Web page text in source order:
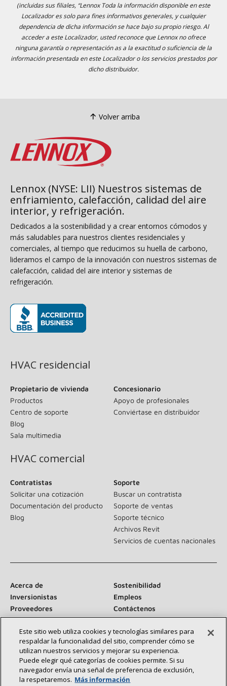
(incluidas sus filiales, “Lennox Toda la información disponible en este
Localizador es solo para fines informativos generales, y cualquier
dependencia de dicha información se hace bajo su propio riesgo. Al
acceder a este Localizador, usted reconoce que Lennox no ofrece
ninguna garantía o representación as a la exactitud o suficiencia de la
información presentada en este Localizador o los servicios prestados por
dicho distribuidor.
Volver arriba
Lennox (NYSE: LII) Nuestros sistemas de
enfriamiento, calefacción, calidad del aire
interior, y refrigeración.
Dedicados a la sostenibilidad y a crear entornos cómodos y
más saludables para nuestros clientes residenciales y
comerciales, al tiempo que reducimos su huella de carbono,
lideramos el campo de la innovación con nuestros sistemas de
calefacción, calidad del aire interior y sistemas de
refrigeración.
HVAC residencial
Propietario de vivienda
Productos
Centro de soporte
Blog
Sala multimedia
Concesionario
Apoyo de profesionales
Conviértase en distribuidor
HVAC comercial
Contratistas
Solicitar una cotización
Documentación del producto
Blog
Soporte
Buscar un contratista
Soporte de ventas
Soporte técnico
Archivos Revit
Servicios de cuentas nacionales
Acerca de
Sostenibilidad
Inversionistas
Empleos
Proveedores
Contáctenos
Sala de prensa
Conéctese con nosotros:
Este sitio web utiliza cookies y tecnologías similares para
respaldar la funcionalidad del sitio, comprender cómo se
utilizan nuestros servicios y mejorar su experiencia.
Puede elegir qué categorías de cookies permite. Si su
navegador envía una señal de preferencia de exclusión,
la respetaremos. Más información